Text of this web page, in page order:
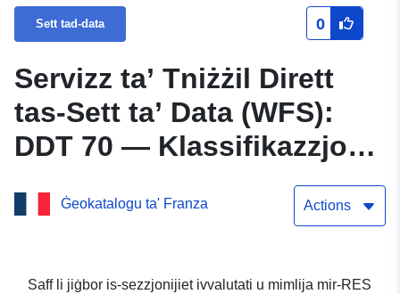
Sett tad-data 0
Servizz ta’ Tniżżil Dirett
tas-Sett ta’ Data (WFS):
DDT 70 — Klassifikazzjoni
ta’ Qrati tal-Ilma Esperti
2020Ġeokatalogu ta' Franza Actions
Saff li jiġbor is-sezzjonijiet ivvalutati u mimlija mir-RES